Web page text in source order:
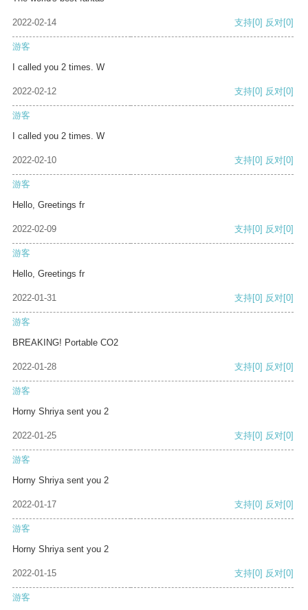
2022-02-14 支持[0] 反对[0]
游客
I called you 2 times. W
2022-02-12 支持[0] 反对[0]
游客
I called you 2 times. W
2022-02-10 支持[0] 反对[0]
游客
Hello, Greetings fr
2022-02-09 支持[0] 反对[0]
游客
Hello, Greetings fr
2022-01-31 支持[0] 反对[0]
游客
BREAKING! Portable CO2
2022-01-28 支持[0] 反对[0]
游客
Horny Shriya sent you 2
2022-01-25 支持[0] 反对[0]
游客
Horny Shriya sent you 2
2022-01-17 支持[0] 反对[0]
游客
Horny Shriya sent you 2
2022-01-15 支持[0] 反对[0]
游客